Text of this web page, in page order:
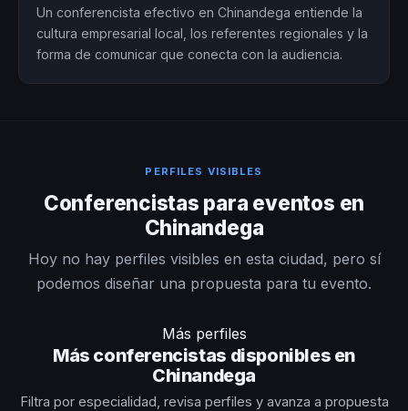
Un conferencista efectivo en Chinandega entiende la
cultura empresarial local, los referentes regionales y la
forma de comunicar que conecta con la audiencia.
PERFILES VISIBLES
Conferencistas para eventos en
Chinandega
Hoy no hay perfiles visibles en esta ciudad, pero sí
podemos diseñar una propuesta para tu evento.
Más perfiles
Más conferencistas disponibles en
Chinandega
Filtra por especialidad, revisa perfiles y avanza a propuesta